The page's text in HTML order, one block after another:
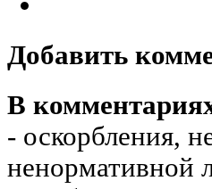
Добавить
В
- оскорбления,
ненормативной